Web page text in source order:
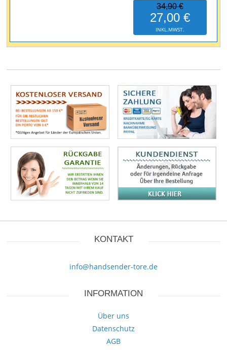
34,90 €
27,00 €
INKL.MWST.
KONTAKT
info@handsender-tore.de
INFORMATION
Über uns
Datenschutz
AGB